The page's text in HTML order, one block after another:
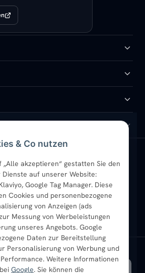
& Co nutzen
„Alle akzeptieren“ gestatten Sie den
Dienste auf unserer Website:
Google Tag Manager. Diese
Cookies und personenbezogene
von Anzeigen (ads
Messung von Werbeleistungen
unseres Angebots. Google
Daten zur Bereitstellung
Personalisierung von Werbung und
Weitere Informationen
Google. Sie können die
Jüchen
Handtuchheizkörper
Vertikal-Heizkörper
Heizkörper Badheizkörper Schwarz
Heizkörper-ZubehörAktuelle Angebote
VERSAND MIT